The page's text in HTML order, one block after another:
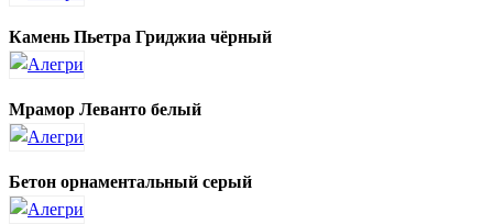
Камень Пьетра Гриджиа чёрный
Мрамор Леванто белый
Бетон орнаментальный серый